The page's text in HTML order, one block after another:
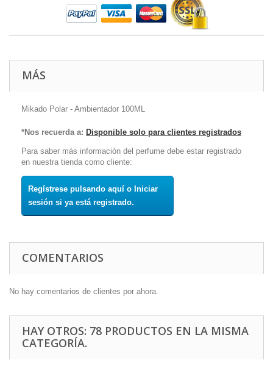
MÁS
Mikado Polar - Ambientador 100ML
*Nos recuerda a: Disponible solo para clientes registrados
Para saber más información del perfume debe estar registrado
en nuestra tienda como cliente:
Regístrese pulsando aquí o Iniciar
sesión si ya está registrado.
COMENTARIOS
No hay comentarios de clientes por ahora.
HAY OTROS: 78 PRODUCTOS EN LA MISMA
CATEGORÍA.